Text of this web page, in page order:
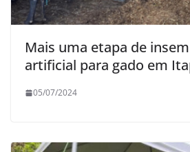
Mais uma etapa de
artificial para gado em
05/07/2024